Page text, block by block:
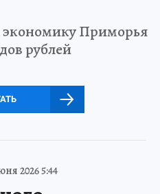
Приморья
рублей
2026 5:44